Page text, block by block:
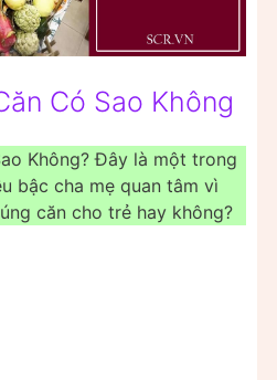
Có Sao Không
Không? Đây là một trong
bậc cha mẹ quan tâm vì
căn cho trẻ hay không?